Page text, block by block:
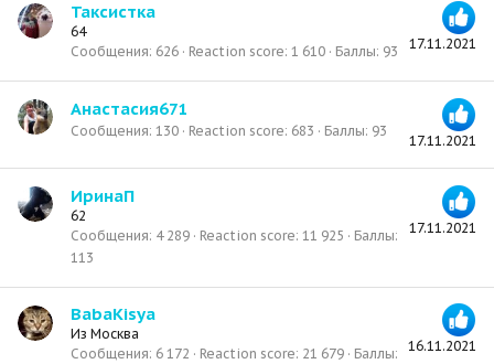
17.11.2021
Таксистка
64
Сообщения 626 Reaction score 1 610 Баллы 93
17.11.2021
Анастасия671
Сообщения 130 Reaction score 683 Баллы 93
17.11.2021
ИринаП
62
Сообщения 4 289 Reaction score 11 925
Баллы
113
16.11.2021
BabaKisya
Из Москва
Сообщения 6 172 Reaction score 21 679
Баллы